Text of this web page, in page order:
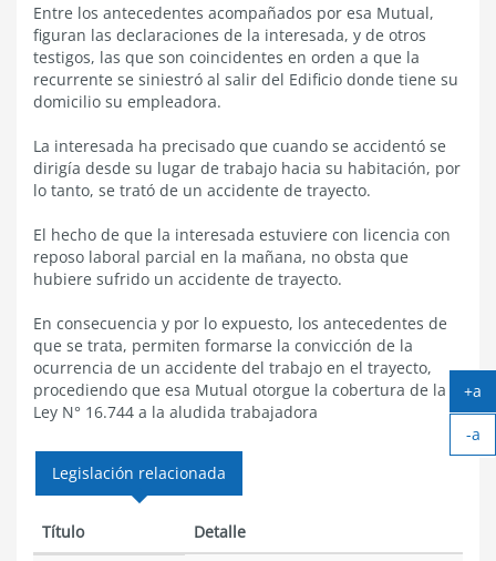
Entre los antecedentes acompañados por esa Mutual,
figuran las declaraciones de la interesada, y de otros
testigos, las que son coincidentes en orden a que la
recurrente se siniestró al salir del Edificio donde tiene su
domicilio su empleadora.
La interesada ha precisado que cuando se accidentó se
dirigía desde su lugar de trabajo hacia su habitación, por
lo tanto, se trató de un accidente de trayecto.
El hecho de que la interesada estuviere con licencia con
reposo laboral parcial en la mañana, no obsta que
hubiere sufrido un accidente de trayecto.
En consecuencia y por lo expuesto, los antecedentes de
que se trata, permiten formarse la convicción de la
ocurrencia de un accidente del trabajo en el trayecto,
procediendo que esa Mutual otorgue la cobertura de la
Ley N° 16.744 a la aludida trabajadora
Legislación relacionada
Título Detalle
+a
-a